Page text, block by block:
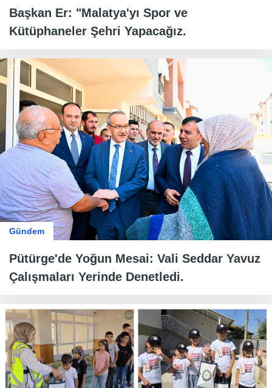
Başkan Er: "Malatya'yı Spor ve
Kütüphaneler Şehri Yapacağız.
Gündem
Pütürge'de Yoğun Mesai: Vali Seddar Yavuz
Çalışmaları Yerinde Denetledi.